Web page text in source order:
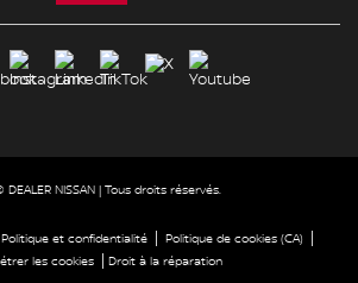
NISSAN | Tous droits réservés.
Politique et confidentialité| Politique de cookies (CA) |
les cookies| Droit à la réparation